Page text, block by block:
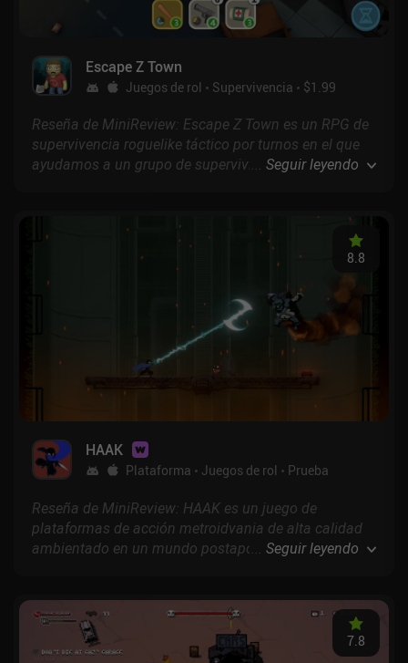
Escape Z Town
Juegos de rol Supervivencia $1.99
Reseña de MiniReview: Escape Z Town es un RPG de
supervivencia roguelike táctico por turnos en el que
ayudamos a un grupo de supervivientes a salir de
... Seguir leyendo
HAAK
Plataforma Juegos de rol Prueba
8.8
Reseña de MiniReview: HAAK es un juego de
plataformas de acción metroidvania de alta calidad
ambientado en un mundo postapocalíptico lleno de
... Seguir leyendo
7.8